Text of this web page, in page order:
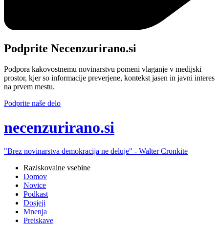
Podprite Necenzurirano.si
Podpora kakovostnemu novinarstvu pomeni vlaganje v medijski
prostor, kjer so informacije preverjene, kontekst jasen in javni interes
na prvem mestu.
Podprite naše delo
necenzurirano.si
"Brez novinarstva demokracija ne deluje" - Walter Cronkite
Raziskovalne vsebine
Domov
Novice
Podkast
Dosjeji
Mnenja
Preiskave